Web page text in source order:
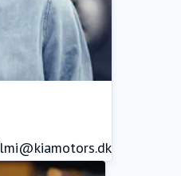
lmi@kiamotors.dk